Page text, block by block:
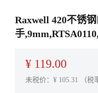
Raxwell 420不锈
手
¥ 119.00
未税价：¥ 105.31 （税